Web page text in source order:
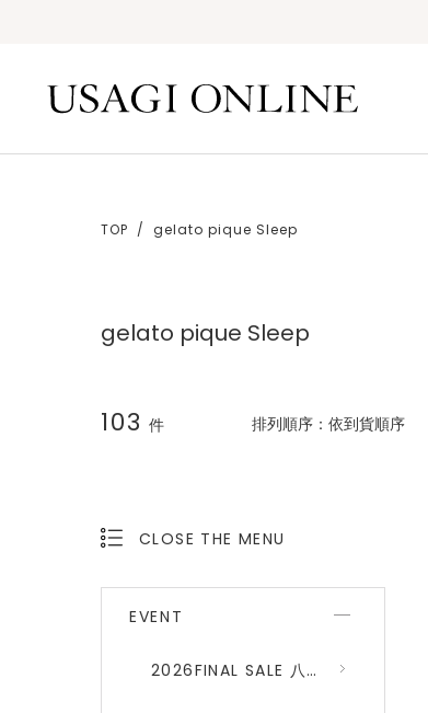
TOP gelato pique Sleep
gelato pique Sleep
103 件 排列順序： 依到貨順序
CLOSE THE MENU
EVENT
2026FINAL SALE 八折 (gelato pique、SNIDEL HOME)